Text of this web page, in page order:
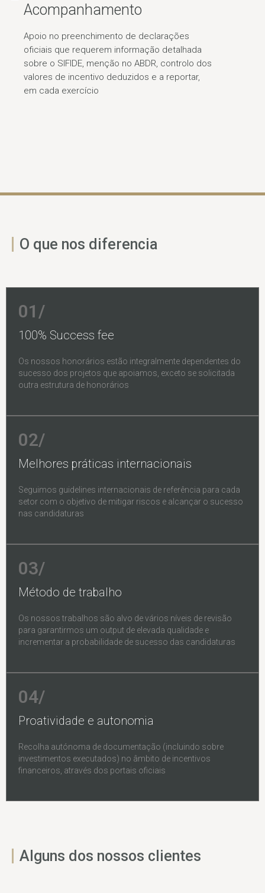
Acompanhamento
Apoio no preenchimento de declarações
oficiais que requerem informação detalhada
sobre o SIFIDE, menção no ABDR, controlo dos
valores de incentivo deduzidos e a reportar,
em cada exercício
O que nos diferencia
01/
100% Success fee
Os nossos honorários estão integralmente dependentes do
sucesso dos projetos que apoiamos, exceto se solicitada
outra estrutura de honorários
02/
Melhores práticas internacionais
Seguimos guidelines internacionais de referência para cada
setor com o objetivo de mitigar riscos e alcançar o sucesso
nas candidaturas
03/
Método de trabalho
Os nossos trabalhos são alvo de vários níveis de revisão
para garantirmos um output de elevada qualidade e
incrementar a probabilidade de sucesso das candidaturas
04/
Proatividade e autonomia
Recolha autónoma de documentação (incluindo sobre
investimentos executados) no âmbito de incentivos
financeiros, através dos portais oficiais
Alguns dos nossos clientes